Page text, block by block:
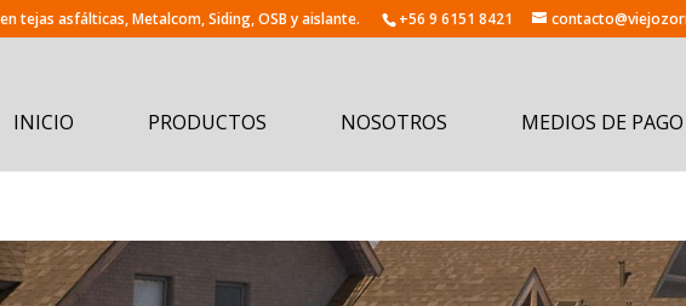
+56 9 6151 8421
INICIO PRODUCTOS NOSOTROS MEDIOS DE PAGO